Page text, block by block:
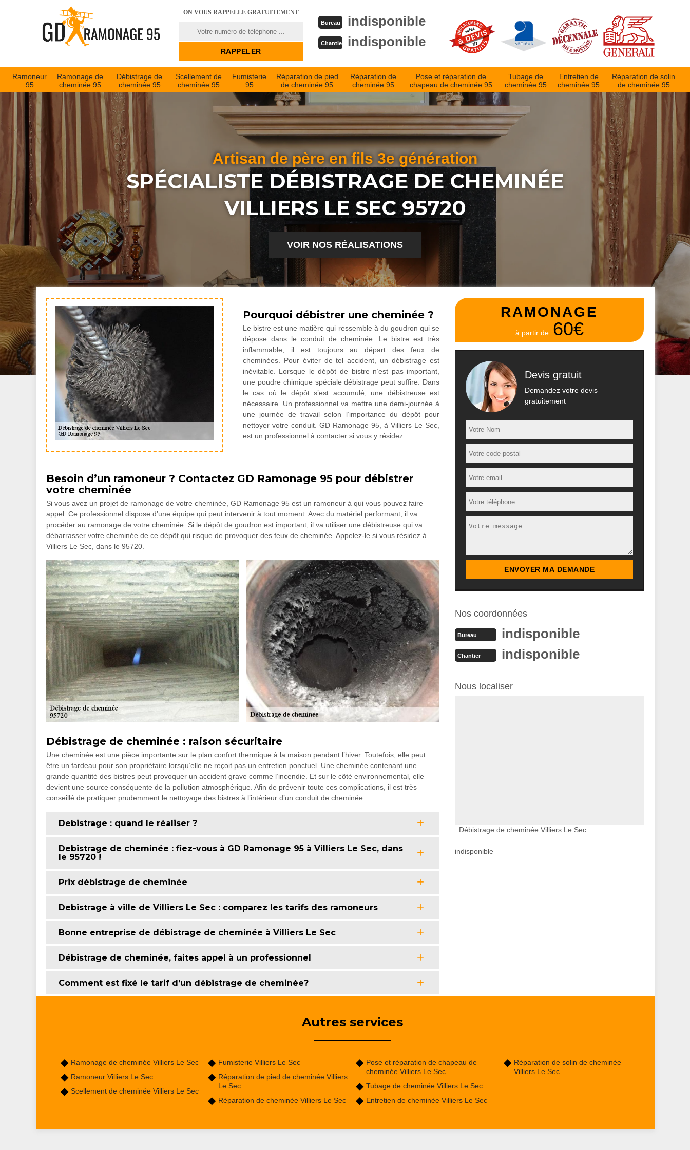
ON VOUS RAPPELLE GRATUITEMENT
Bureau indisponible
Chantier indisponible
Ramoneur
95
Ramonage de
cheminée 95
Débistrage de
cheminée 95
Scellement de
cheminée 95
Fumisterie
95
Réparation de pied
de cheminée 95
Réparation de
cheminée 95
Pose et réparation de
chapeau de cheminée 95
Tubage de
cheminée 95
Entretien de
cheminée 95
Réparation de solin
de cheminée 95
Artisan de père en fils 3e génération
SPÉCIALISTE DÉBISTRAGE DE CHEMINÉE
VILLIERS LE SEC 95720
VOIR NOS RÉALISATIONS
Pourquoi débistrer une cheminée ?
Le bistre est une matière qui ressemble à du goudron qui se
dépose dans le conduit de cheminée. Le bistre est très
inflammable, il est toujours au départ des feux de
cheminées. Pour éviter de tel accident, un débistrage est
inévitable. Lorsque le dépôt de bistre n’est pas important,
une poudre chimique spéciale débistrage peut suffire. Dans
le cas où le dépôt s’est accumulé, une débistreuse est
nécessaire. Un professionnel va mettre une demi-journée à
une journée de travail selon l’importance du dépôt pour
nettoyer votre conduit. GD Ramonage 95, à Villiers Le Sec,
est un professionnel à contacter si vous y résidez.
Besoin d’un ramoneur ? Contactez GD Ramonage 95 pour débistrer
votre cheminée
Si vous avez un projet de ramonage de votre cheminée, GD Ramonage 95 est un ramoneur à qui vous pouvez faire
appel. Ce professionnel dispose d’une équipe qui peut intervenir à tout moment. Avec du matériel performant, il va
procéder au ramonage de votre cheminée. Si le dépôt de goudron est important, il va utiliser une débistreuse qui va
débarrasser votre cheminée de ce dépôt qui risque de provoquer des feux de cheminée. Appelez-le si vous résidez à
Villiers Le Sec, dans le 95720.
Débistrage de cheminée : raison sécuritaire
Une cheminée est une pièce importante sur le plan confort thermique à la maison pendant l’hiver. Toutefois, elle peut
être un fardeau pour son propriétaire lorsqu’elle ne reçoit pas un entretien ponctuel. Une cheminée contenant une
grande quantité des bistres peut provoquer un accident grave comme l’incendie. Et sur le côté environnemental, elle
devient une source conséquente de la pollution atmosphérique. Afin de prévenir toute ces complications, il est très
conseillé de pratiquer prudemment le nettoyage des bistres à l’intérieur d’un conduit de cheminée.
Debistrage : quand le réaliser ?
Debistrage de cheminée : fiez-vous à GD Ramonage 95 à Villiers Le Sec, dans
le 95720 !
Prix débistrage de cheminée
Debistrage à ville de Villiers Le Sec : comparez les tarifs des ramoneurs
Bonne entreprise de débistrage de cheminée à Villiers Le Sec
Débistrage de cheminée, faites appel à un professionnel
Comment est fixé le tarif d’un débistrage de cheminée?
RAMONAGE
à partir de 60€
Devis gratuit
Demandez votre devis
gratuitement
Nos coordonnées
Bureau indisponible
Chantier indisponible
Nous localiser
Débistrage de cheminée Villiers Le Sec
indisponible
Autres services
Ramonage de cheminée Villiers Le Sec
Ramoneur Villiers Le Sec
Scellement de cheminée Villiers Le Sec
Fumisterie Villiers Le Sec
Réparation de pied de cheminée Villiers
Le Sec
Réparation de cheminée Villiers Le Sec
Pose et réparation de chapeau de
cheminée Villiers Le Sec
Tubage de cheminée Villiers Le Sec
Entretien de cheminée Villiers Le Sec
Réparation de solin de cheminée
Villiers Le Sec